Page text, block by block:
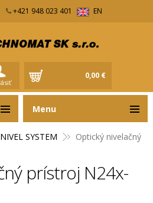
+421 948 023 401 EN
0,00 €
SYSTEM
Optický nivelačný
prístroj N24x-
Menu